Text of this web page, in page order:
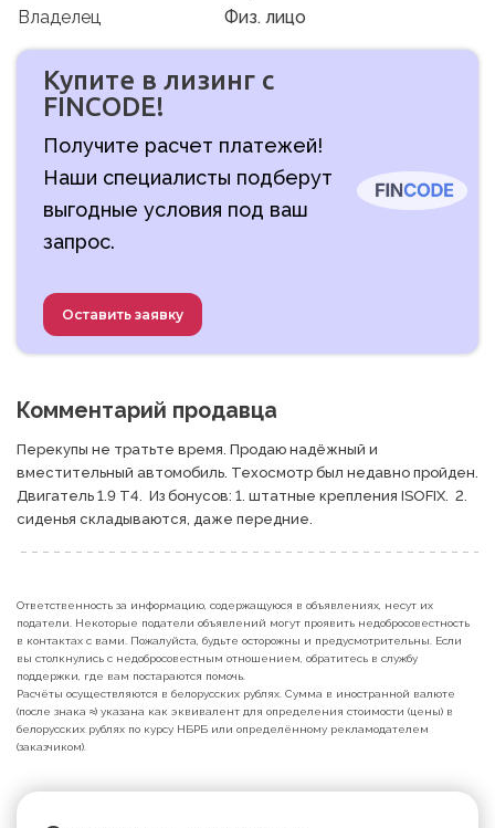
Владелец
Физ. лицо
Купите в лизинг с
FINCODE!
Получите расчет платежей!
Наши специалисты подберут
выгодные условия под ваш
запрос.
Оставить заявку
Комментарий продавца
Перекупы не тратьте время. Продаю надёжный и
вместительный автомобиль. Техосмотр был недавно пройден.
Двигатель 1.9 Т4.  Из бонусов: 1. штатные крепления ISOFIX.  2.
сиденья складываются, даже передние.
Ответственность за информацию, содержащуюся в объявлениях, несут их
податели. Некоторые податели объявлений могут проявить недобросовестность
в контактах с вами. Пожалуйста, будьте осторожны и предусмотрительны. Если
вы столкнулись с недобросовестным отношением, обратитесь в службу
поддержки, где вам постараются помочь.
Расчёты осуществляются в белорусских рублях. Сумма в иностранной валюте
(после знака ≈) указана как эквивалент для определения стоимости (цены) в
белорусских рублях по курсу НБРБ или определённому рекламодателем
(заказчиком).